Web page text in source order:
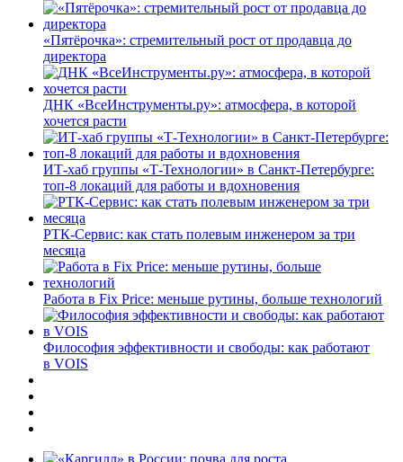
«Пятёрочка»: стремительный рост от продавца до
директора
ДНК «ВсеИнструменты.ру»: атмосфера, в которой
хочется расти
ИТ-хаб группы «Т-Технологии» в Санкт-Петербурге:
топ-8 локаций для работы и вдохновения
РТК-Сервис: как стать полевым инженером за три
месяца
Работа в Fix Price: меньше рутины, больше технологий
Философия эффективности и свободы: как работают
в VOIS